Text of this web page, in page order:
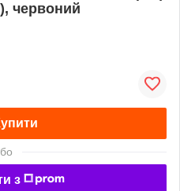
червоний
з